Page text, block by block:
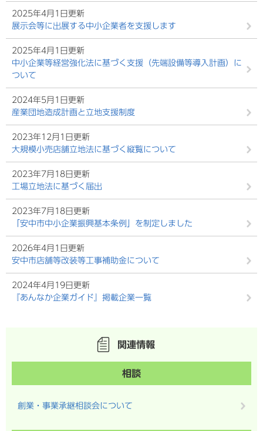
2025年4月1日更新
展示会等に出展する中小企業者を支援します
2025年4月1日更新
中小企業等経営強化法に基づく支援（先端設備等導入計画）に
ついて
2024年5月1日更新
産業団地造成計画と立地支援制度
2023年12月1日更新
大規模小売店舗立地法に基づく縦覧について
2023年7月18日更新
工場立地法に基づく届出
2023年7月18日更新
「安中市中小企業振興基本条例」を制定しました
2026年4月1日更新
安中市店舗等改装等工事補助金について
2024年4月19日更新
『あんなか企業ガイド』掲載企業一覧
関連情報
相談
創業・事業承継相談会について